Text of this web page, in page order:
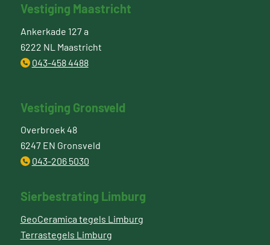
Vestiging Maastricht
Ankerkade 127 a
6222 NL Maastricht
043-458 4488
Vestiging Gronsveld
Overbroek 48
6247 EN Gronsveld
043-206 5030
Sierbestrating Limburg
GeoCeramica tegels Limburg
Terrastegels Limburg